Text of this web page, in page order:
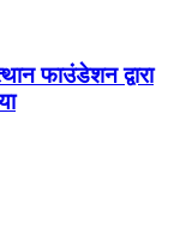
फाउंडेशन द्वारा